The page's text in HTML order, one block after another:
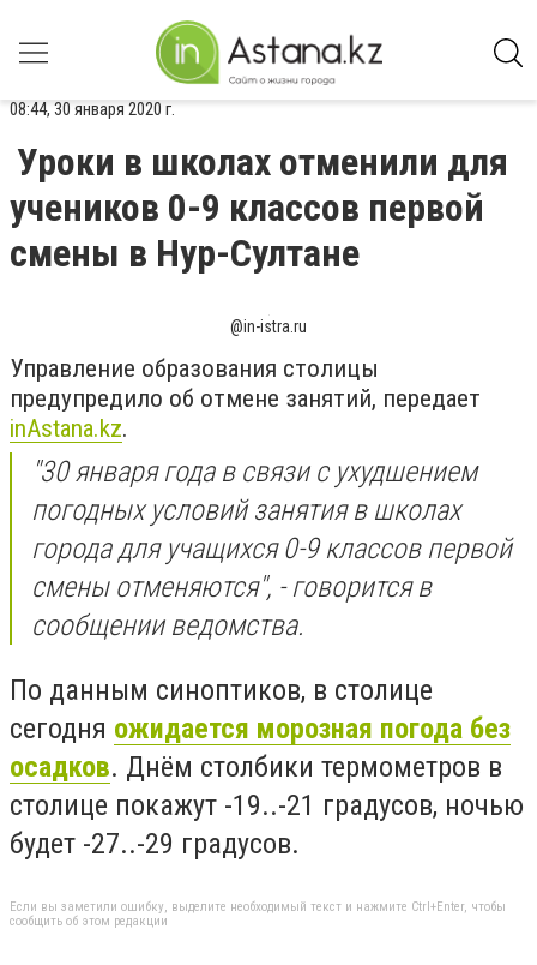
08:44, 30 января 2020 г.
Уроки в школах отменили для
учеников 0-9 классов первой
смены в Нур-Султане
@in-istra.ru
Управление образования столицы
предупредило об отмене занятий, передает
inAstana.kz.
"30 января года в связи с ухудшением
погодных условий занятия в школах
города для учащихся 0-9 классов первой
смены отменяются", - говорится в
сообщении ведомства.
По данным синоптиков, в столице
сегодня ожидается морозная погода без
осадков. Днём столбики термометров в
столице покажут -19..-21 градусов, ночью
будет -27..-29 градусов.
Если вы заметили ошибку, выделите необходимый текст и нажмите Ctrl+Enter, чтобы
сообщить об этом редакции